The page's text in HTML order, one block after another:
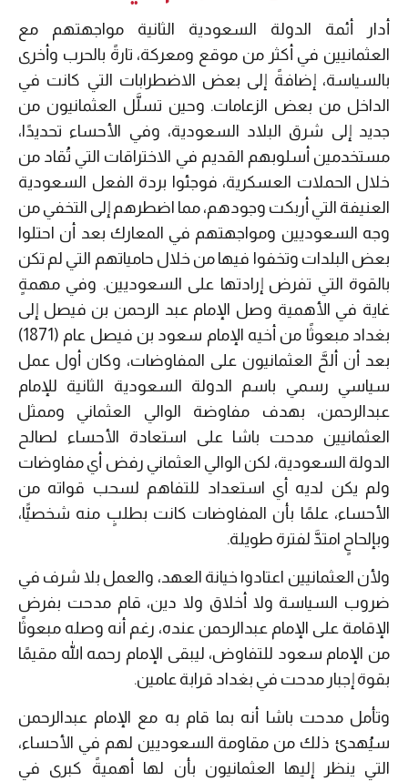
أدار أئمة الدولة السعودية الثانية مواجهتهم مع
العثمانيين في أكثر من موقع ومعركة، تارةً بالحرب وأخرى
بالسياسة، إضافةً إلى بعض الاضطرابات التي كانت في
الداخل من بعض الزعامات. وحين تسلَّل العثمانيون من
جديد إلى شرق البلاد السعودية، وفي الأحساء تحديدًا،
مستخدمين أسلوبهم القديم في الاختراقات التي تُقاد من
خلال الحملات العسكرية، فوجئوا بردة الفعل السعودية
العنيفة التي أربكت وجودهم، مما اضطرهم إلى التخفي من
وجه السعوديين ومواجهتهم في المعارك بعد أن احتلوا
بعض البلدات وتخفوا فيها من خلال حامياتهم التي لم تكن
بالقوة التي تفرض إرادتها على السعوديين. وفي مهمةٍ
غاية في الأهمية وصل الإمام عبد الرحمن بن فيصل إلى
بغداد مبعوثًا من أخيه الإمام سعود بن فيصل عام (1871)
بعد أن ألحَّ العثمانيون على المفاوضات، وكان أول عمل
سياسي رسمي باسم الدولة السعودية الثانية للإمام
عبدالرحمن، بهدف مفاوضة الوالي العثماني وممثل
العثمانيين مدحت باشا على استعادة الأحساء لصالح
الدولة السعودية، لكن الوالي العثماني رفض أي مفاوضات
ولم يكن لديه أي استعداد للتفاهم لسحب قواته من
الأحساء، علمًا بأن المفاوضات كانت بطلبٍ منه شخصيًّا،
وبإلحاحٍ امتدَّ لفترة طويلة.
ولأن العثمانيين اعتادوا خيانة العهد، والعمل بلا شرف في
ضروب السياسة ولا أخلاق ولا دين، قام مدحت بفرض
الإقامة على الإمام عبدالرحمن عنده، رغم أنه وصله مبعوثًا
من الإمام سعود للتفاوض، ليبقى الإمام رحمه الله مقيمًا
بقوة إجبار مدحت في بغداد قرابة عامين.
وتأمل مدحت باشا أنه بما قام به مع الإمام عبدالرحمن
سيُهدئ ذلك من مقاومة السعوديين لهم في الأحساء،
التي ينظر إليها العثمانيون بأن لها أهميةً كبرى في